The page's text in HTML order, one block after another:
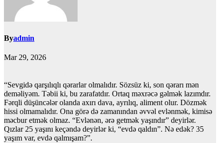
Byadmin
Mar 29, 2026
“Sevgidə qarşılıqlı qərarlar olmalıdır. Sözsüz ki, son qərarı mən
deməliyəm. Təbii ki, bu zarafatdır. Ortaq məxrəcə gəlmək lazımdır.
Fərqli düşüncələr olanda axırı dava, ayrılıq, aliment olur. Dözmək
hissi olmamalıdır. Ona görə də zamanından əvvəl evlənmək, kimisə
məcbur etmək olmaz. “Evlənən, ərə getmək yaşındır” deyirlər.
Qızlar 25 yaşını keçəndə deyirlər ki, “evdə qaldın”. Nə edək? 35
yaşım var, evdə qalmışam?”.